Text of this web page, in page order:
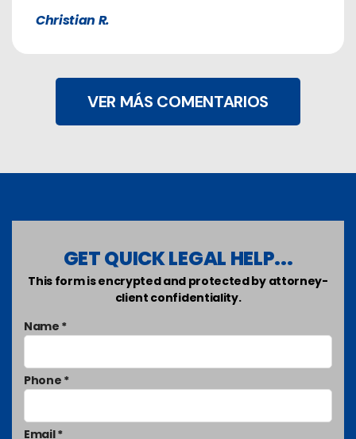
Christian R.
VER MÁS COMENTARIOS
GET QUICK LEGAL HELP...
This form is encrypted and protected by attorney-
client confidentiality.
Name *
Phone *
Email *